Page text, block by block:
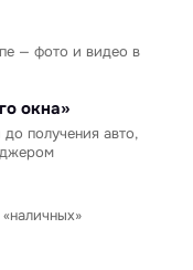
— фото и видео в
окна»
получения авто,